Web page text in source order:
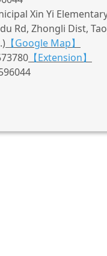
Xin Yi
Rd, Zhongli Dist,
【Google Map】
【Extension】